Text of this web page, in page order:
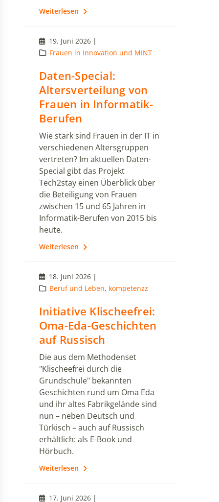
Weiterlesen
19. Juni 2026 |
Frauen in Innovation und MINT
Daten-Special:
Altersverteilung von
Frauen in Informatik-
Berufen
Wie stark sind Frauen in der IT in
verschiedenen Altersgruppen
vertreten? Im aktuellen Daten-
Special gibt das Projekt
Tech2stay einen Überblick über
die Beteiligung von Frauen
zwischen 15 und 65 Jahren in
Informatik-Berufen von 2015 bis
heute.
Weiterlesen
18. Juni 2026 |
Beruf und Leben, kompetenzz
Initiative Klischeefrei:
Oma-Eda-Geschichten
auf Russisch
Die aus dem Methodenset
"Klischeefrei durch die
Grundschule" bekannten
Geschichten rund um Oma Eda
und ihr altes Fabrikgelände sind
nun – neben Deutsch und
Türkisch – auch auf Russisch
erhältlich: als E-Book und
Hörbuch.
Weiterlesen
17. Juni 2026 |